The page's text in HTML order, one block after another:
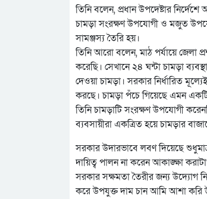
তিনি বলেন, প্রধান উপদেষ্টার
চামড়া সংরক্ষণ উপযোগী ও মজুত
সামঞ্জস্য তৈরি হয়।
তিনি আরো বলেন, মাঠ পর্যায়ে জেলা
করেছি। সেখানে ২৪ ঘন্টা চামড়া
দেওয়া চামড়া। সরকার নির্ধারিত
করছে। চামড়া পঁচে গিয়েছে এমন
তিনি চামড়াটি সংরক্ষণ উপযোগী
ব্যবসায়ীরা একত্রিত হয়ে চামড়ার
সরকার উদারভাবে লবণ দিয়েছে
দায়িত্ব পালন না করেন আকাঙ্ক্ষা
সরকার সক্ষমতা তৈরীর জন্য উদ্যোগ
করে উপযুক্ত দাম চান আমি আশা করি